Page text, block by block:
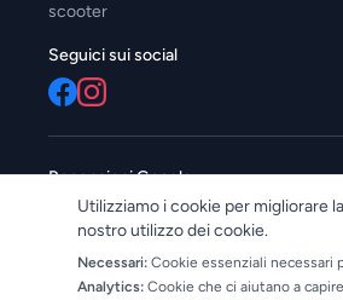
scooter
Seguici sui social
Recensioni Google
—
Utilizziamo i cookie per migliorare
nostro utilizzo dei cookie.
Necessari: Cookie essenziali
Analytics: Cookie che ci aiutano a